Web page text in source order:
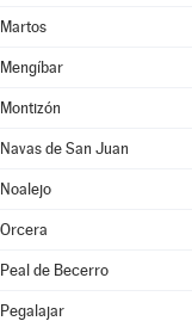
Martos
Mengíbar
Montizón
Navas de San Juan
Noalejo
Orcera
Peal de Becerro
Pegalajar